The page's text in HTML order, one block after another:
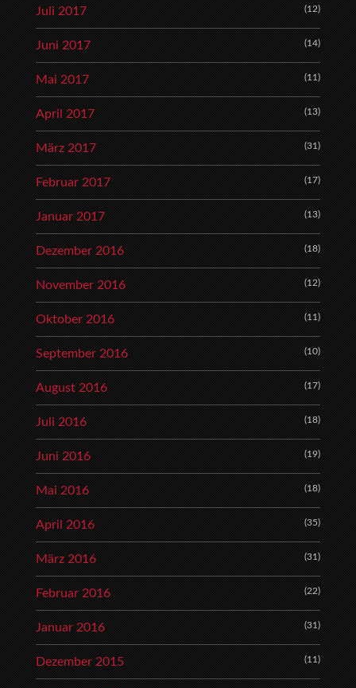
Juli 2017 (12)
Juni 2017 (14)
Mai 2017 (11)
April 2017 (13)
März 2017 (31)
Februar 2017 (17)
Januar 2017 (13)
Dezember 2016 (18)
November 2016 (12)
Oktober 2016 (11)
September 2016 (10)
August 2016 (17)
Juli 2016 (18)
Juni 2016 (19)
Mai 2016 (18)
April 2016 (35)
März 2016 (31)
Februar 2016 (22)
Januar 2016 (31)
Dezember 2015 (11)